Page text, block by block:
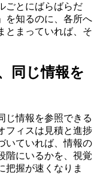
ごとにばらばらだ
を知るのに、各所へ
とまっていれば、そ
同じ情報を
じ情報を参照できる
フィスは見積と進捗
いていれば、情報の
階にいるかを、視覚
把握が速くなりま